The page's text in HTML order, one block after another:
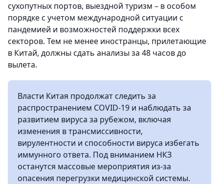
сухопутных портов, выездной туризм – в особом
порядке с учетом международной ситуации с
пандемией и возможностей поддержки всех
секторов. Тем не менее иностранцы, прилетающие
в Китай, должны сдать анализы за 48 часов до
вылета.
Власти Китая продолжат следить за
распространением COVID-19 и наблюдать за
развитием вируса за рубежом, включая
изменения в трансмиссивности,
вирулентности и способности вируса избегать
иммунного ответа. Под вниманием НКЗ
останутся массовые мероприятия из-за
опасения перегрузки медицинской системы.